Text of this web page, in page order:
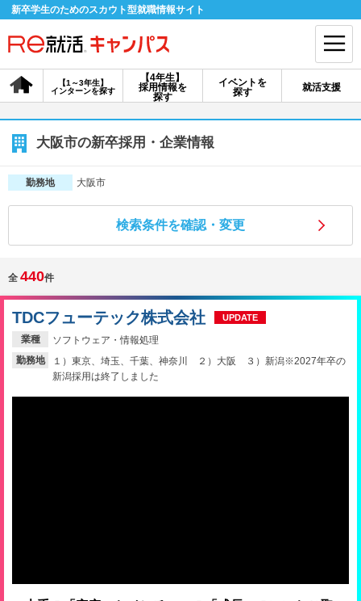
新卒学生のためのスカウト型就職情報サイト
【4年生】
採用情報を
探す
【1～3年生】
インターンを探す
イベントを
探す
就活支援
会員登録 ログイン
会員ID・パスワードを忘れた方はこちら
探す
【4年生】
【1～3年生】
イベントを探す スカウト お知らせ
就活ノウハウ・サポート
大阪市の新卒採用・企業情報
勤務地 大阪市
検索条件を確認・変更
全 440件
業種
ソフトウェア・情報処理
勤務地
１）東京、埼玉、千葉、神奈川 ２）大阪 ３）新潟※2027年卒の
新潟採用は終了しました
TDCフューテック株式会社 UPDATE